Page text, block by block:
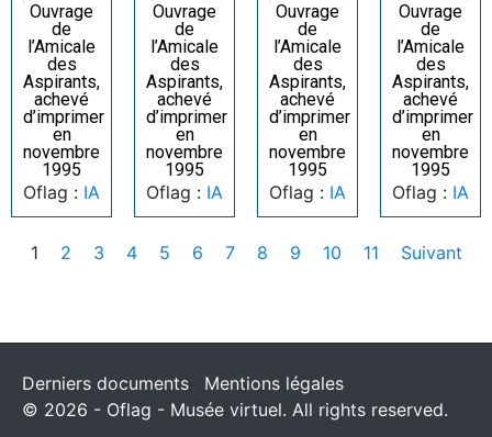
Ouvrage
de
l’Amicale
des
Aspirants,
achevé
d’imprimer
en
novembre
1995
Oflag : IA
Ouvrage
de
l’Amicale
des
Aspirants,
achevé
d’imprimer
en
novembre
1995
Oflag : IA
Ouvrage
de
l’Amicale
des
Aspirants,
achevé
d’imprimer
en
novembre
1995
Oflag : IA
Ouvrage
de
l’Amicale
des
Aspirants,
achevé
d’imprimer
en
novembre
1995
Oflag : IA
1 2 3 4 5 6 7 8 9 10 11 Suivant
Derniers documents
Mentions légales
© 2026 - Oflag - Musée virtuel. All rights reserved.